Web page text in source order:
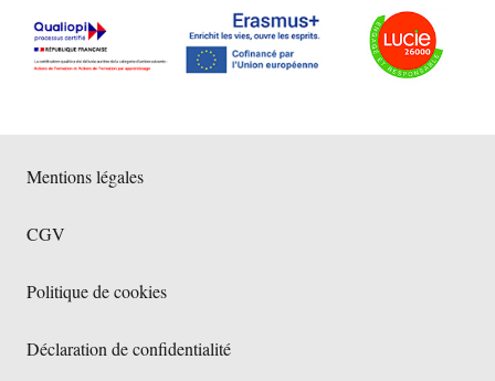
Mentions légales
CGV
Politique de cookies
Déclaration de confidentialité